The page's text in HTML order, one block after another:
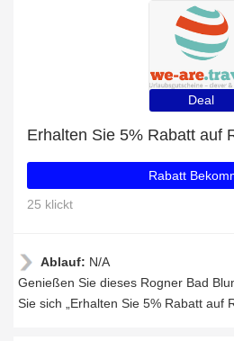
Deal
Erhalten Sie 5% Rabatt auf
Rabatt
25 klickt
Ablauf: N/A
Genießen Sie dieses Rogner Bad
Sie sich „Erhalten Sie 5% Rabatt auf